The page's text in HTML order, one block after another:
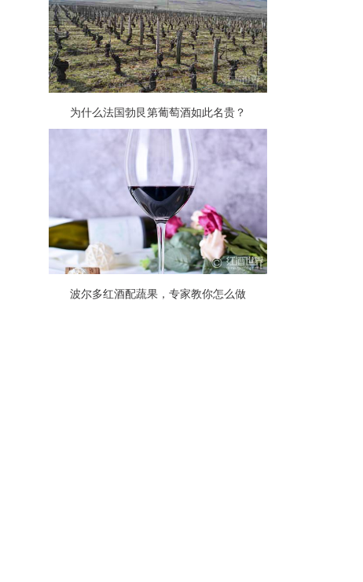
为什么法国勃艮第葡萄酒如此名贵？
波尔多红酒配蔬果，专家教你怎么做